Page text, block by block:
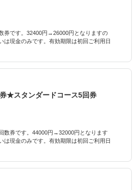
券です。32400円→26000円となりますの
は現金のみです。有効期限は初回ご利用日
★スタンダードコース5回券
数券です。44000円→32000円となります
は現金のみです。有効期限は初回ご利用日